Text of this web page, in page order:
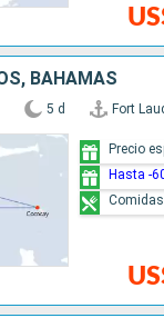
BAHAMAS
5 d Fort
Precio
Hasta -